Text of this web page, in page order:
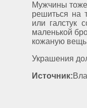
Мужчины тоже
решиться на
или галстук
маленькой
кожаную вещь
Украшения
Источник: